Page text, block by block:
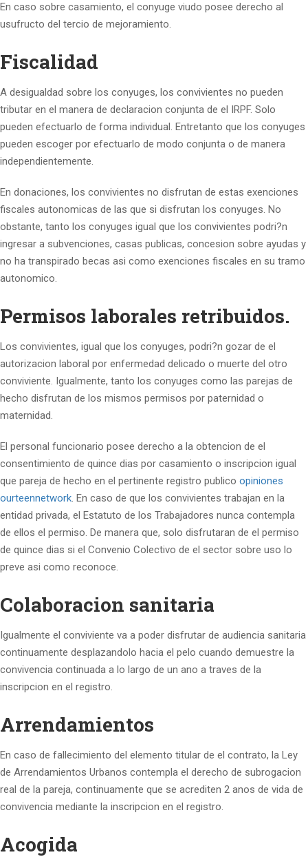
En caso sobre casamiento, el conyuge viudo posee derecho al
usufructo del tercio de mejoramiento.
Fiscalidad
A desigualdad sobre los conyuges, los convivientes no pueden
tributar en el manera de declaracion conjunta de el IRPF. Solo
pueden efectuarlo de forma individual. Entretanto que los conyuges
pueden escoger por efectuarlo de modo conjunta o de manera
independientemente.
En donaciones, los convivientes no disfrutan de estas exenciones
fiscales autonomicas de las que si disfrutan los conyuges. No
obstante, tanto los conyuges igual que los convivientes podri?n
ingresar a subvenciones, casas publicas, concesion sobre ayudas y
no ha transpirado becas asi­ como exenciones fiscales en su tramo
autonomico.
Permisos laborales retribuidos.
Los convivientes, igual que los conyuges, podri?n gozar de el
autorizacion laboral por enfermedad delicado o muerte del otro
conviviente. Igualmente, tanto los conyuges como las parejas de
hecho disfrutan de los mismos permisos por paternidad o
maternidad.
El personal funcionario posee derecho a la obtencion de el
consentimiento de quince dias por casamiento o inscripcion igual
que pareja de hecho en el pertinente registro publico opiniones
ourteennetwork. En caso de que los convivientes trabajan en la
entidad privada, el Estatuto de los Trabajadores nunca contempla
de ellos el permiso. De manera que, solo disfrutaran de el permiso
de quince dias si el Convenio Colectivo de el sector sobre uso lo
preve asi­ como reconoce.
Colaboracion sanitaria
Igualmente el conviviente va a poder disfrutar de audiencia sanitaria
continuamente desplazandolo hacia el pelo cuando demuestre la
convivencia continuada a lo largo de un ano a traves de la
inscripcion en el registro.
Arrendamientos
En caso de fallecimiento del elemento titular de el contrato, la Ley
de Arrendamientos Urbanos contempla el derecho de subrogacion
real de la pareja, continuamente que se acrediten 2 anos de vida de
convivencia mediante la inscripcion en el registro.
Acogida